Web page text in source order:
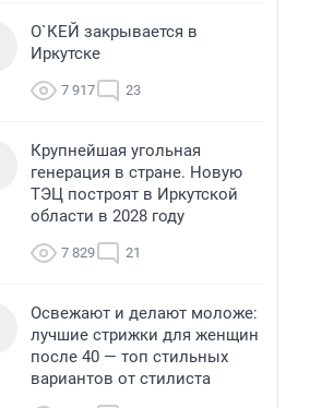
О`КЕЙ закрывается в
Иркутске
7 917 23
Крупнейшая угольная
генерация в стране. Новую
ТЭЦ построят в Иркутской
области в 2028 году
7 829 21
Освежают и делают моложе:
лучшие стрижки для женщин
после 40 — топ стильных
вариантов от стилиста